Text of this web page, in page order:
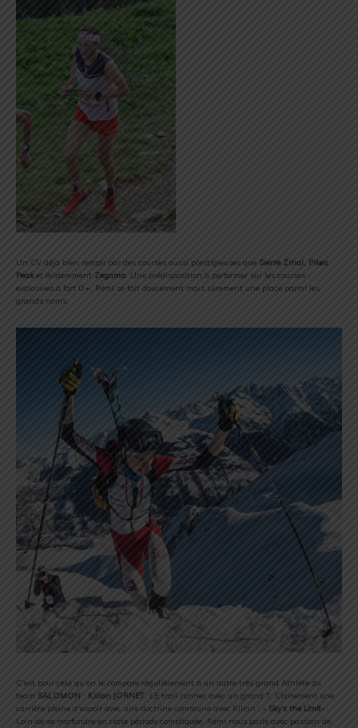
Un CV déjà bien rempli par des courses aussi prestigieuses que Sierre Zinal, Pikes
Peaket évidemment Zegama . Une prédisposition à performer sur les courses
explosives à fort D+, Rémi se fait doucement mais sûrement une place parmi les
grands noms.
C’est pour cela qu’on le compare régulièrement à un autre très grand Athlète du
team SALOMON : Kilian JORNET , LE trail runner avec un grand T. Clairement une
carrière pleine d’espoir avec une doctrine commune avec Kilian : « Sky’s the Limit« .
Loin de se morfondre en cette période compliquée, Rémi nous parle avec passion de